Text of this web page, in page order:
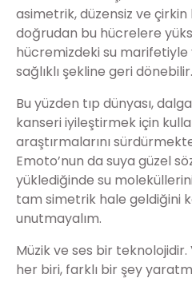
asimetrik, düzensiz ve
doğrudan bu hücrelere
hücremizdeki su marifetiyle
sağlıklı şekline geri dönebilir.
Bu yüzden tıp dünyası,
kanseri iyileştirmek için
araştırmalarını
Emoto’nun da suya güzel
yüklediğinde su
tam simetrik hale geldiğini
unutmayalım.
Müzik ve ses bir
her biri, farklı bir şey